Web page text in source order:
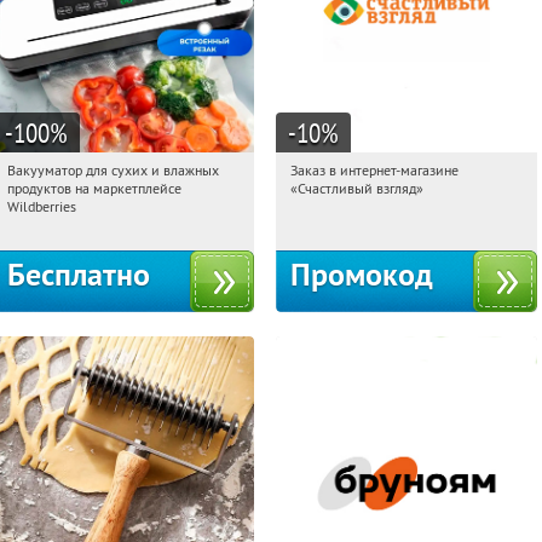
-100%
05:02:04 Получили:180
Россия
Вакууматор для сухих и влажных
продуктов на маркетплейсе
Wildberries
Бесплатно
-10%
05:02:04
Получи первым!
Заказ в интернет-магазине
«Счастливый взгляд»
Промокод